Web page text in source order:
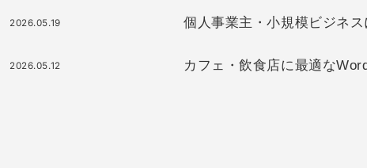
2026.05.19 個人事業主・小規模ビジネ
2026.05.12 カフェ・飲食店に最適な